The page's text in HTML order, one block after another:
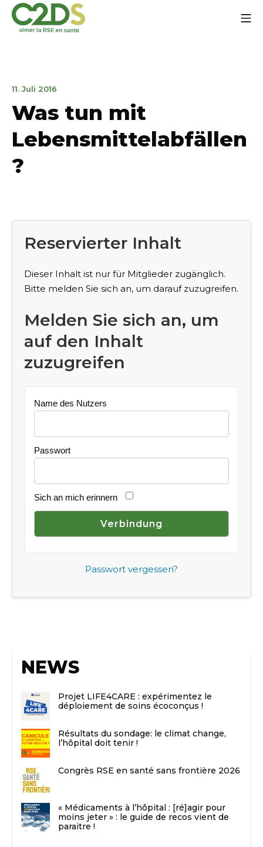
Zum
Inhalt
springen
11. Juli 2016
2016
Was tun mit
Lebensmittelabfällen
?
Reservierter Inhalt
Dieser Inhalt ist nur für Mitglieder zugänglich.
Bitte melden Sie sich an, um darauf zuzugreifen.
Melden Sie sich an, um
auf den Inhalt
zuzugreifen
Name des Nutzers
Passwort
Sich an mich erinnern
Passwort vergessen?
NEWS
Projet LIFE4CARE : expérimentez le
déploiement de soins écoconçus !
Résultats du sondage: le climat change,
l’hôpital doit tenir !
Congrès RSE en santé sans frontière 2026
« Médicaments à l’hôpital : [ré]agir pour
moins jeter » : le guide de recos vient de
paraitre !